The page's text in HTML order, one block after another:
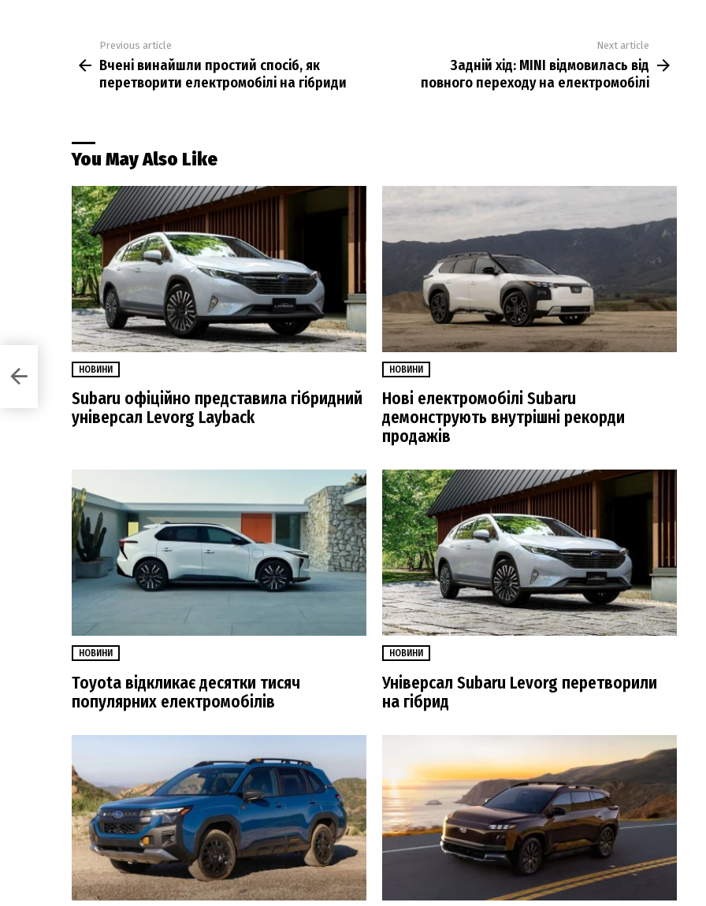
more
Previous article
Вчені винайшли простий спосіб, як
перетворити електромобілі на гібриди
Next article
Задній хід: MINI відмовилась від
повного переходу на електромобілі
You May Also Like
НОВИНИ
Subaru офіційно представила гібридний
універсал Levorg Layback
НОВИНИ
Нові електромобілі Subaru
демонструють внутрішні рекорди
продажів
НОВИНИ
Toyota відкликає десятки тисяч
популярних електромобілів
НОВИНИ
Універсал Subaru Levorg перетворили
на гібрид